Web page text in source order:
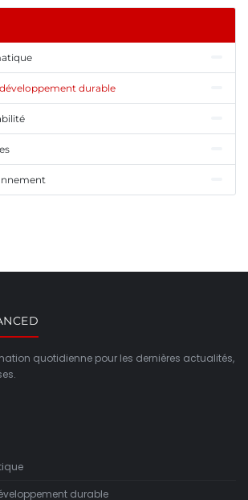
durable
quotidienne pour les dernières actualités,
durable